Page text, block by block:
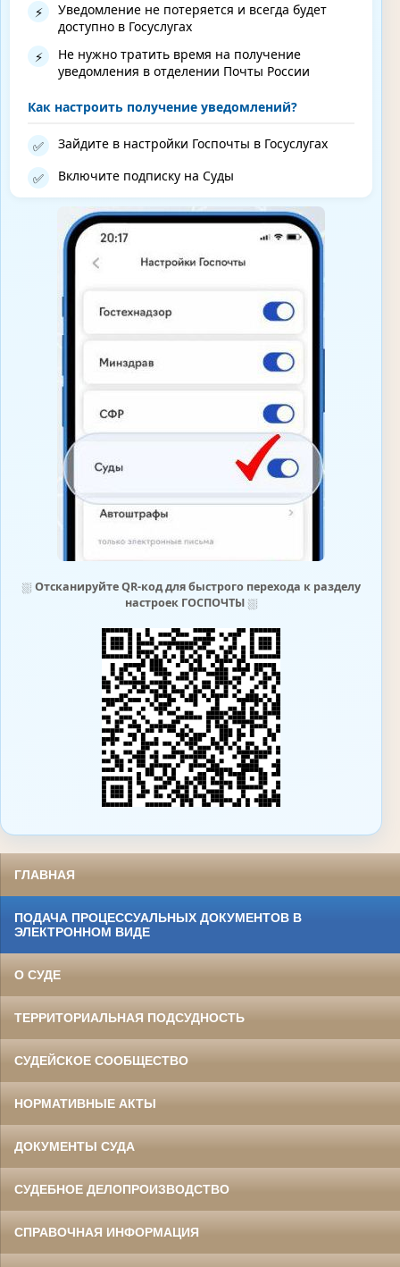
⚡
Уведомление не потеряется и всегда будет
доступно в Госуслугах
⚡
Не нужно тратить время на получение
уведомления в отделении Почты России
Как настроить получение уведомлений?
✅ Зайдите в настройки Госпочты в Госуслугах
✅ Включите подписку на Суды
⛆ Отсканируйте QR-код для быстрого перехода к разделу
настроек ГОСПОЧТЫ⛆
ГЛАВНАЯ
ПОДАЧА ПРОЦЕССУАЛЬНЫХ ДОКУМЕНТОВ В
ЭЛЕКТРОННОМ ВИДЕ
О СУДЕ
ТЕРРИТОРИАЛЬНАЯ ПОДСУДНОСТЬ
СУДЕЙСКОЕ СООБЩЕСТВО
НОРМАТИВНЫЕ АКТЫ
ДОКУМЕНТЫ СУДА
СУДЕБНОЕ ДЕЛОПРОИЗВОДСТВО
СПРАВОЧНАЯ ИНФОРМАЦИЯ